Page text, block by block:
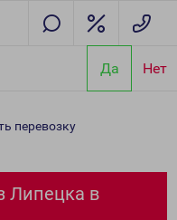
Да Нет
перевозку
Липецка в